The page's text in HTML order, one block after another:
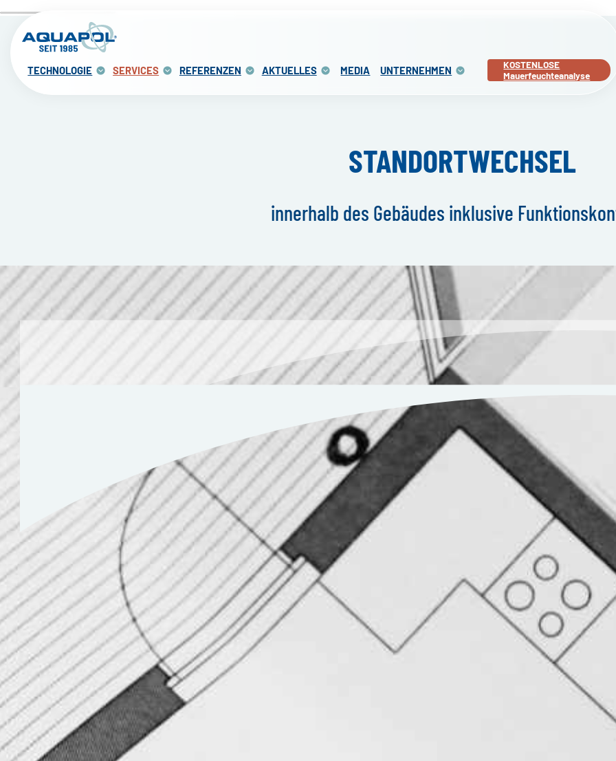
TECHNOLOGIE SERVICES REFERENZEN AKTUELLES MEDIA UNTERNEHMEN
KOSTENLOSE
Mauerfeuchteanalyse
STANDORTWECHSEL
innerhalb des Gebäudes inklusive